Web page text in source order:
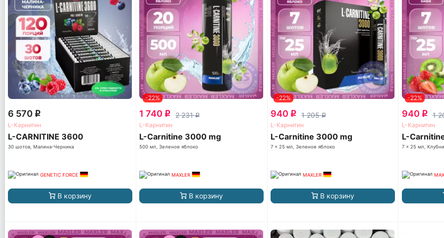
6 570 q
L-Карнитин
L-CARNITINE 3600
30 шотов, Малина-Черника
GENETIC FORCE
В корзину
-22%
1 740 q 2 231q
L-Карнитин
L-Carnitine 3000 mg
500 мл, Зеленое яблоко
MAXLER
В корзину
-22%
940 q 1 205q
L-Карнитин
L-Carnitine 3000 mg
7 x 25 мл, Зеленое яблоко
MAXLER
В корзину
-22%
940 q 1
L-Карнитин
L-
7 x 25 мл,